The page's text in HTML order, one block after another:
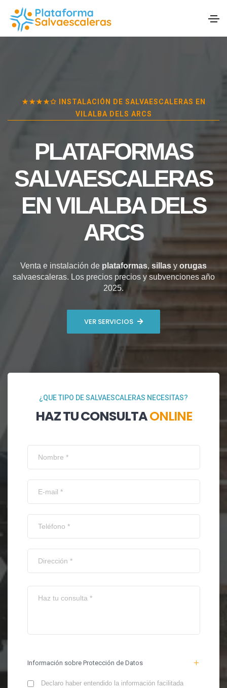
★★★★✩ INSTALACIÓN DE SALVAESCALERAS EN
VILALBA DELS ARCS
PLATAFORMAS
SALVAESCALERAS
ENVILALBA DELS
ARCS
Venta e instalación de plataformas, sillas y orugas
salvaescaleras. Los precios precios y subvenciones año
2025.
VER SERVICIOS
¿QUE TIPO DE SALVAESCALERAS NECESITAS?
HAZ TU CONSULTAONLINE
Información sobre Protección de Datos
Declaro haber entendido la información facilitada